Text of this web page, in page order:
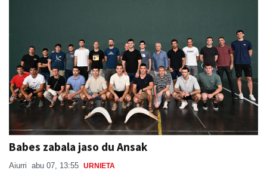
Babes zabala jaso du Ansak
Aiurri abu 07, 13:55 URNIETA